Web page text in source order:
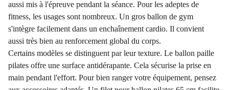
aussi mis à l'épreuve pendant la séance. Pour les adeptes de
fitness, les usages sont nombreux. Un gros ballon de gym
s'intègre facilement dans un enchaînement cardio. Il convient
aussi très bien au renforcement global du corps.
Certains modèles se distinguent par leur texture. Le ballon paille
pilates offre une surface antidérapante. Cela sécurise la prise en
main pendant l'effort. Pour bien ranger votre équipement, pensez